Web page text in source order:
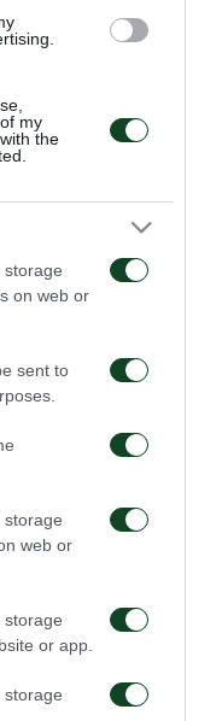
my
the
storage
on web or
sent to
storage
web or
storage
or app.
storage
την
αεροπορική
ίδια ακριβώς
με την
διεύθυνση
διαμένουν στο
ενημερώνει
εισιτηρίων
των
(16),
την ημέρα του
τις18:00
5 Ευρώ, με τον